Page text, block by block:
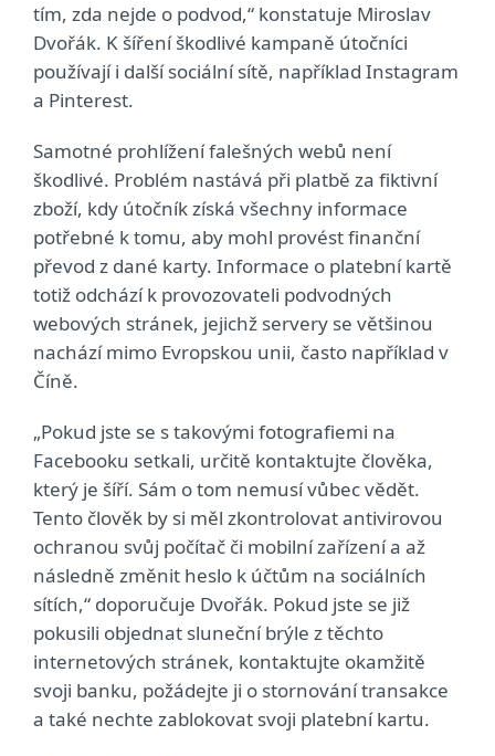
tím, zda nejde o podvod,“ konstatuje Miroslav
Dvořák. K šíření škodlivé kampaně útočníci
používají i další sociální sítě, například Instagram
a Pinterest.
Samotné prohlížení falešných webů není
škodlivé. Problém nastává při platbě za fiktivní
zboží, kdy útočník získá všechny informace
potřebné k tomu, aby mohl provést finanční
převod z dané karty. Informace o platební kartě
totiž odchází k provozovateli podvodných
webových stránek, jejichž servery se většinou
nachází mimo Evropskou unii, často například v
Číně.
„Pokud jste se s takovými fotografiemi na
Facebooku setkali, určitě kontaktujte člověka,
který je šíří. Sám o tom nemusí vůbec vědět.
Tento člověk by si měl zkontrolovat antivirovou
ochranou svůj počítač či mobilní zařízení a až
následně změnit heslo k účtům na sociálních
sítích,“ doporučuje Dvořák. Pokud jste se již
pokusili objednat sluneční brýle z těchto
internetových stránek, kontaktujte okamžitě
svoji banku, požádejte ji o stornování transakce
a také nechte zablokovat svoji platební kartu.